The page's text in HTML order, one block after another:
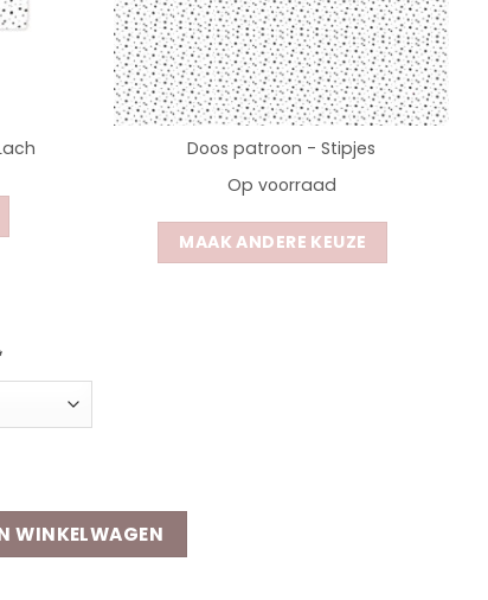
Doos patroon - Stipjes
Op voorraad
MAAK ANDERE KEUZE
WINKELWAGEN